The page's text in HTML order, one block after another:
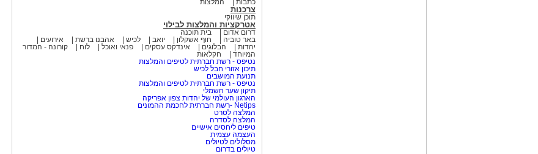
כתבות המלצות
צרכנות
תוכן שיווקי
אטרקציות והמלצות לבילוי
דרום אדום
בית תוכנה
באר טוביה
חוף אשקלון יואב לכיש אהבנו ברשת
אירועים
יהדות
הבלוגים אינדקס עסקים פנאי ואוכל לוח
קורונה - המדור
המיוחד
חקלאות
נטיפס - רשת חברתית לטיפים והמלצות
תיכון אזורי חבל לכיש
תנועת המושבים
נטיפס - רשת חברתית לטיפים והמלצות
תיקון שער חשמלי
הארגון העולמי של יהדות צפון אפריקה
Netips -רשת חברתית לחכמת ההמונים
המלצה לסרט
המלצה לסדרה
טיפים ליחסים אישיים
העצמה עצמית
מסלולים לטיולים
טיולים בדרום